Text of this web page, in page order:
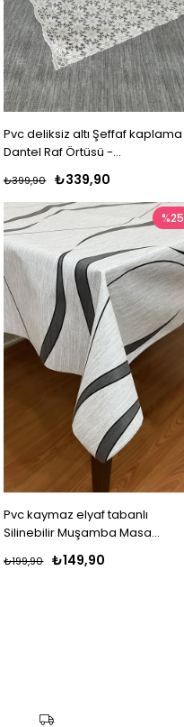
Pvc deliksiz altı Şeffaf kaplama
Dantel Raf Örtüsü -
₺339,90
₺399,90
Pvc kaymaz elyaf tabanlı
Silinebilir Muşamba Masa
Örtüsü_151-A
₺149,90
₺199,90
%25